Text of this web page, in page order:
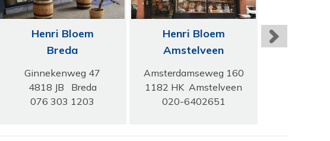
Henri Bloem
Breda
Ginnekenweg 47
4818 JB Breda
076 303 1203
Henri Bloem
Amstelveen
Amsterdamseweg 160
1182 HK Amstelveen
020-6402651